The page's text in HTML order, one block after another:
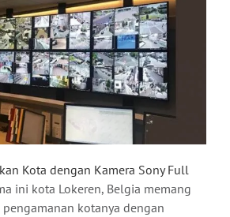
Kota dengan Kamera Sony Full
ini kota Lokeren, Belgia memang
kotanya dengan